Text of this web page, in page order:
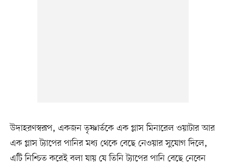
উদাহরণস্বরূপ, একজন তৃষ্ণার্তকে এক গ্লাস মিনারেল ওয়াটার আর
এক গ্লাস ট্যাপের পানির মধ্য থেকে বেছে নেওয়ার সুযোগ দিলে,
এটি নিশ্চিত করেই বলা যায় যে তিনি ট্যাপের পানি বেছে নেবেন